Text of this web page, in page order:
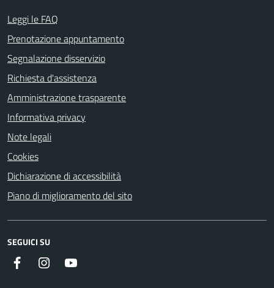
Leggi le FAQ
Prenotazione appuntamento
Segnalazione disservizio
Richiesta d'assistenza
Amministrazione trasparente
Informativa privacy
Note legali
Cookies
Dichiarazione di accessibilità
Piano di miglioramento del sito
SEGUICI SU
Facebook Instagram